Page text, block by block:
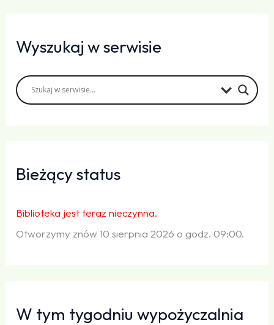
Wyszukaj w serwisie
Bieżący status
Biblioteka jest teraz nieczynna.
Otworzymy znów 10 sierpnia 2026 o godz. 09:00.
W tym tygodniu wypożyczalnia